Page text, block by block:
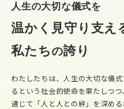
人生の大切な儀式を
温かく見守り支え
私たち の誇り
わたしたちは、人生の大切な儀
るという社会的使命を果たしつ
通じて「人と人との絆」を深め